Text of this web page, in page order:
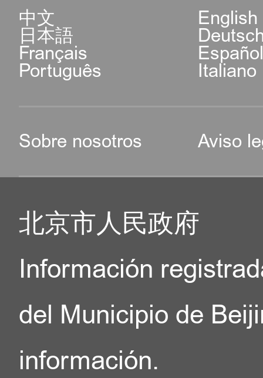
中文 English
日本語
Français
Português Italiano
Sobre nosotros Aviso
北京市人民政府
Información
del Municipio de
información.